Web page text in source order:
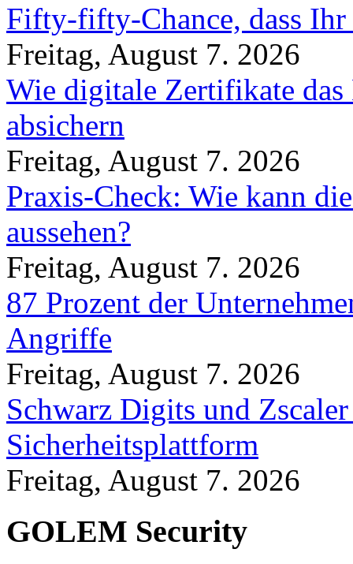
Fifty-fifty-Chance, dass
Freitag, August 7. 2026
Wie digitale Zertifikate
absichern
Freitag, August 7. 2026
Praxis-Check: Wie kann
aussehen?
Freitag, August 7. 2026
87 Prozent der
Angriffe
Freitag, August 7. 2026
Schwarz Digits und
Sicherheitsplattform
Freitag, August 7. 2026
GOLEM Security